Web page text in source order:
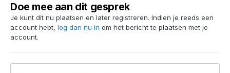
Doe mee aan dit gesprek
Je kunt dit nu plaatsen en later registreren. Indien je reeds een
account hebt, log dan nu in om het bericht te plaatsen met je
account.